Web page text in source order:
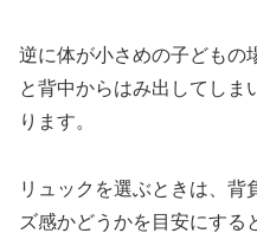
逆に体が小さめの子どもの
と背中からはみ出してしま
ります。
リュックを選ぶときは、背
ズ感かどうかを目安にする